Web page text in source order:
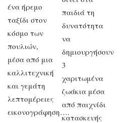
ένα ήρεμο
ταξίδι στον
κόσμο των
πουλιών,
μέσα από μια
καλλιτεχνική
και γεμάτη
λεπτομέρειες
εικονογράφηση….
παιδιά τη
δυνατότητα
να
δημιουργήσουν
3
χαριτωμένα
ζωάκια μέσα
από παιχνίδι
κατασκευής